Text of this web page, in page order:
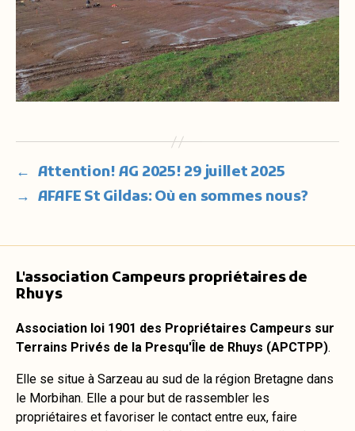
← Attention! AG 2025! 29 juillet 2025
→ AFAFE St Gildas: Où en sommes nous?
L'association Campeurs propriétaires de
Rhuys
Association loi 1901 des Propriétaires Campeurs sur
Terrains Privés de la Presqu'Île de Rhuys (APCTPP).
Elle se situe à Sarzeau au sud de la région Bretagne dans
le Morbihan. Elle a pour but de rassembler les
propriétaires et favoriser le contact entre eux, faire